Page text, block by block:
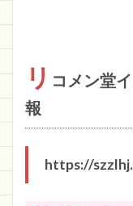
リ コメン堂
報
https://